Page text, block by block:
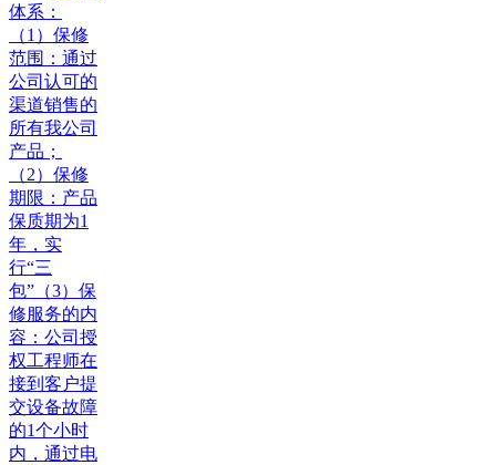
体系：
（1）保修
范围：通过
公司认可的
渠道销售的
所有我公司
产品；
（2）保修
期限：产品
保质期为1
年，实
行“三
包”（3）保
修服务的内
容：公司授
权工程师在
接到客户提
交设备故障
的1个小时
内，通过电